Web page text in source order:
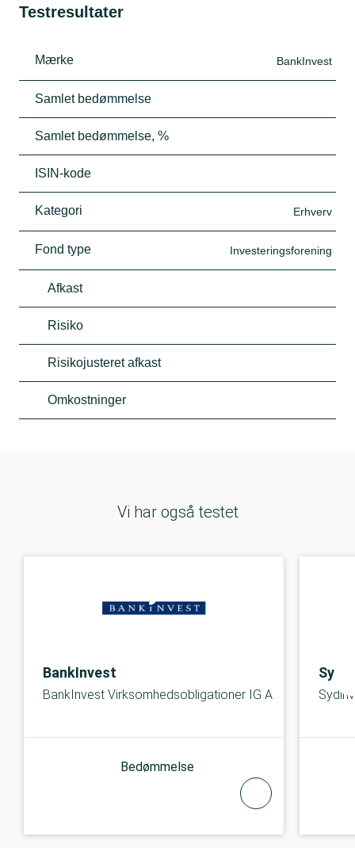
Testresultater
Mærke BankInvest
Samlet bedømmelse
Samlet bedømmelse, %
ISIN-kode
Kategori Erhverv
Fond type Investeringsforening
Afkast
Risiko
Risikojusteret afkast
Omkostninger
Vi har også testet
BankInvest
BankInvest Virksomhedsobligationer IG A
Bedømmelse